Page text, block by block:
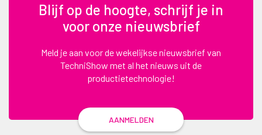
Blijf op de hoogte, schrijf je in
voor onze nieuwsbrief
Meld je aan voor de wekelijkse nieuwsbrief van
TechniShow met al het nieuws uit de
productietechnologie!
AANMELDEN